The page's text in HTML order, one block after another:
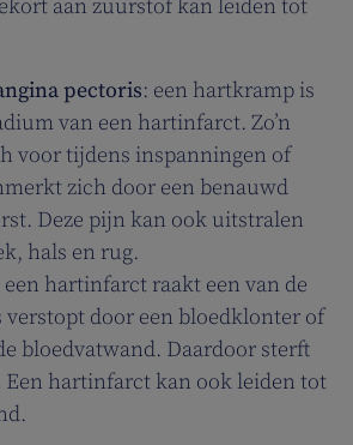
aan zuurstof kan leiden tot
pectoris: een hartkramp is
van een hartinfarct. Zo’n
voor tijdens inspanningen of
zich door een benauwd
Deze pijn kan ook uitstralen
hals en rug.
een hartinfarct raakt een van de
verstopt door een bloedklonter of
bloedvatwand. Daardoor sterft
Een hartinfarct kan ook leiden tot